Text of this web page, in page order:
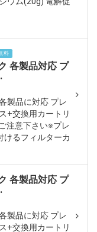
料
各製品対応 プ
製品に対応 プレ
+交換用カートリ
注意下さい※プレ
けるフィルターカ
各製品対応 プ
製品に対応 プレ
+交換用カートリ